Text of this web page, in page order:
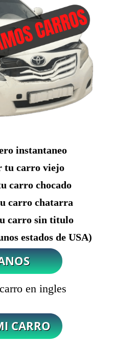
instantaneo
tu carro viejo
carro chocado
carro chatarra
carro sin titulo
estados de USA)
en ingles